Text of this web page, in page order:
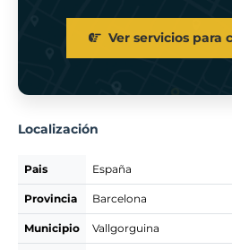
Ver servicios para
Localización
Pais España
Provincia Barcelona
Municipio Vallgorguina